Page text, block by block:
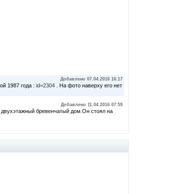
Добавлено 07.04.2016 16:17
1987 года : id=2304 . На фото наверху его нет
Добавлено 11.04.2016 07:59
бревенчатый дом.Он стоял на